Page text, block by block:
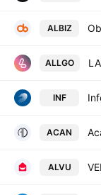
ALBIZ
ALLGO
INF
ACAN
ALVU